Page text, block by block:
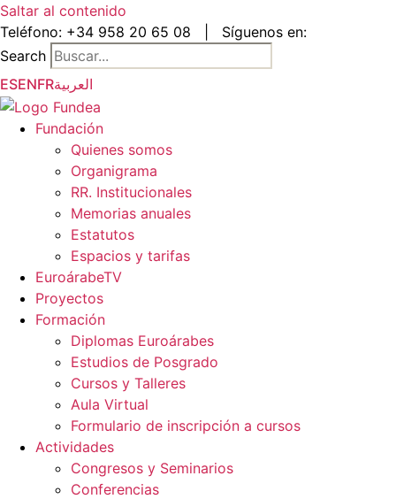
Saltar al contenido
Teléfono: +34 958 20 65 08
Síguenos en:
Search
ESENFRالعربية
Fundación
Quienes somos
Organigrama
RR. Institucionales
Memorias anuales
Estatutos
Espacios y tarifas
EuroárabeTV
Proyectos
Formación
Diplomas Euroárabes
Estudios de Posgrado
Cursos y Talleres
Aula Virtual
Formulario de inscripción a cursos
Actividades
Congresos y Seminarios
Conferencias